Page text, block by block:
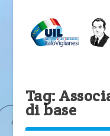
Tag:
di base